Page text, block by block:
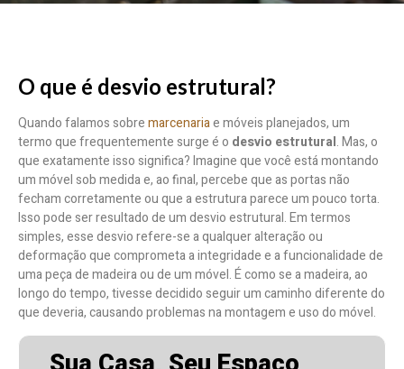
O que é desvio estrutural?
Quando falamos sobremarcenariae móveis planejados, um
termo que frequentemente surge é o desvio estrutural. Mas, o
que exatamente isso significa? Imagine que você está montando
um móvel sob medida e, ao final, percebe que as portas não
fecham corretamente ou que a estrutura parece um pouco torta.
Isso pode ser resultado de um desvio estrutural. Em termos
simples, esse desvio refere-se a qualquer alteração ou
deformação que comprometa a integridade e a funcionalidade de
uma peça de madeira ou de um móvel. É como se a madeira, ao
longo do tempo, tivesse decidido seguir um caminho diferente do
que deveria, causando problemas na montagem e uso do móvel.